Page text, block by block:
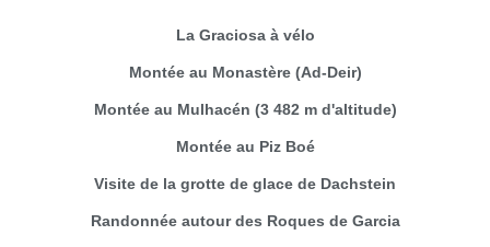
La Graciosa à vélo
Montée au Monastère (Ad-Deir)
Montée au Mulhacén (3 482 m d'altitude)
Montée au Piz Boé
Visite de la grotte de glace de Dachstein
Randonnée autour des Roques de Garcia